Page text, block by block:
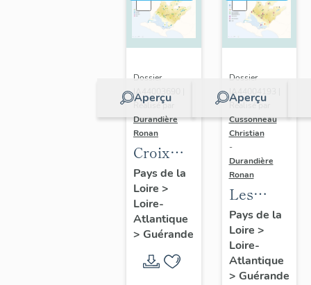
Aperçu
Dossier
IA44003690 |
Réalisé par
Durandière
Ronan
Croix
monumentales,
croix de
chemin,
calvaires
oratoires
Pays de la
Loire >
Loire-
Atlantique
> Guérande
Aperçu
Dossier
IA44004193 |
Réalisé par
Cussonneau
Christian
-
Durandière
Ronan
Les
moulins
de
Guérande
Pays de la
Loire >
Loire-
Atlantique
> Guérande